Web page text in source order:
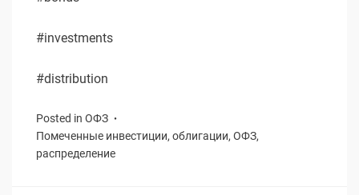
#investments
#distribution
Posted in ОФЗ
Помеченные инвестиции, облигации, ОФЗ,
распределение